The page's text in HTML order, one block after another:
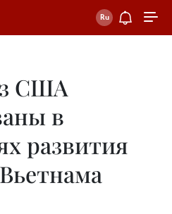
США
в
развития